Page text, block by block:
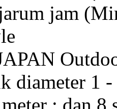
jam
diameter 1
; dan 8